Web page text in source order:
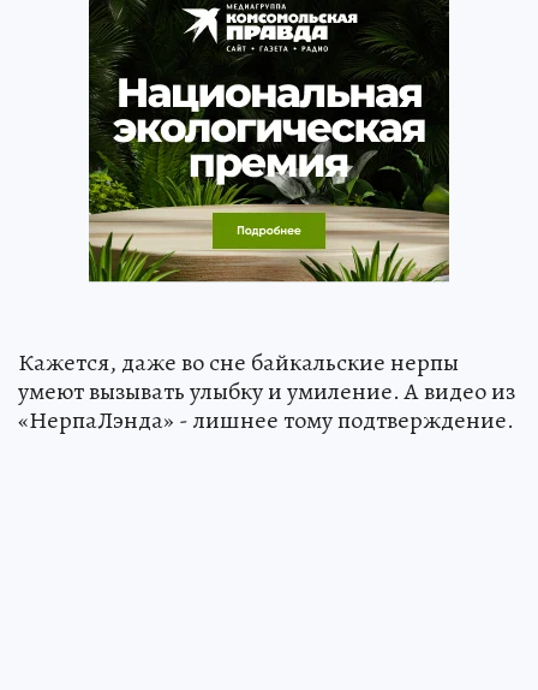
Кажется, даже во сне байкальские нерпы
умеют вызывать улыбку и умиление. А видео из
«НерпаЛэнда» - лишнее тому подтверждение.